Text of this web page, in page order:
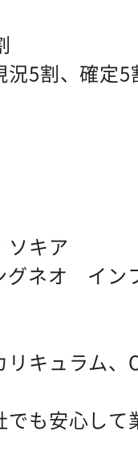
況5割、確定5
ソキア
グネオ イン
リキュラム
も安心し